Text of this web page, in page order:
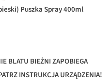
Puszka Spray 400ml
BLATU BIEŻNI ZAPOBIEGA
INSTRUKCJA URZĄDZENIA!